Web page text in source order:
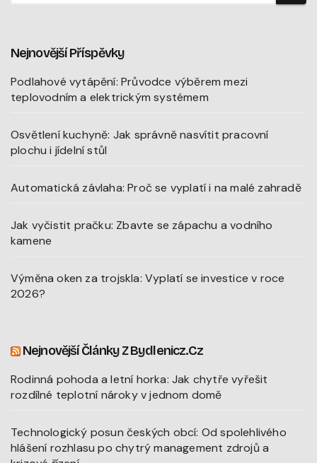
Nejnovější Příspěvky
Podlahové vytápění: Průvodce výběrem mezi
teplovodním a elektrickým systémem
Osvětlení kuchyně: Jak správně nasvítit pracovní
plochu i jídelní stůl
Automatická závlaha: Proč se vyplatí i na malé zahradě
Jak vyčistit pračku: Zbavte se zápachu a vodního
kamene
Výměna oken za trojskla: Vyplatí se investice v roce
2026?
Nejnovější Články Z Bydlenicz.cz
Rodinná pohoda a letní horka: Jak chytře vyřešit
rozdílné teplotní nároky v jednom domě
Technologický posun českých obcí: Od spolehlivého
hlášení rozhlasu po chytrý management zdrojů a